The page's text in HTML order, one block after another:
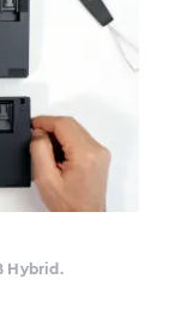
Hybrid.